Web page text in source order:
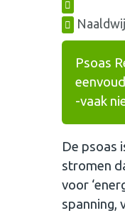
Psoas
-vaak
De psoas
stromen
voor
spanning,